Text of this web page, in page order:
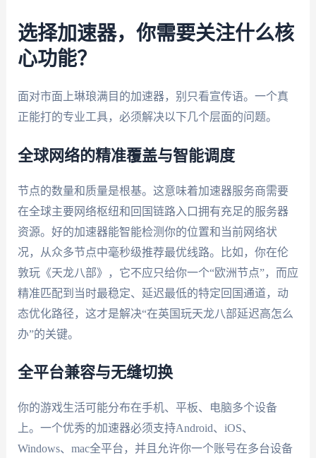
选择加速器，你需要关注什么核
心功能？
面对市面上琳琅满目的加速器，别只看宣传语。一个真
正能打的专业工具，必须解决以下几个层面的问题。
全球网络的精准覆盖与智能调度
节点的数量和质量是根基。这意味着加速器服务商需要
在全球主要网络枢纽和回国链路入口拥有充足的服务器
资源。好的加速器能智能检测你的位置和当前网络状
况，从众多节点中毫秒级推荐最优线路。比如，你在伦
敦玩《天龙八部》，它不应只给你一个“欧洲节点”，而应
精准匹配到当时最稳定、延迟最低的特定回国通道，动
态优化路径，这才是解决“在英国玩天龙八部延迟高怎么
办”的关键。
全平台兼容与无缝切换
你的游戏生活可能分布在手机、平板、电脑多个设备
上。一个优秀的加速器必须支持Android、iOS、
Windows、mac全平台，并且允许你一个账号在多台设备